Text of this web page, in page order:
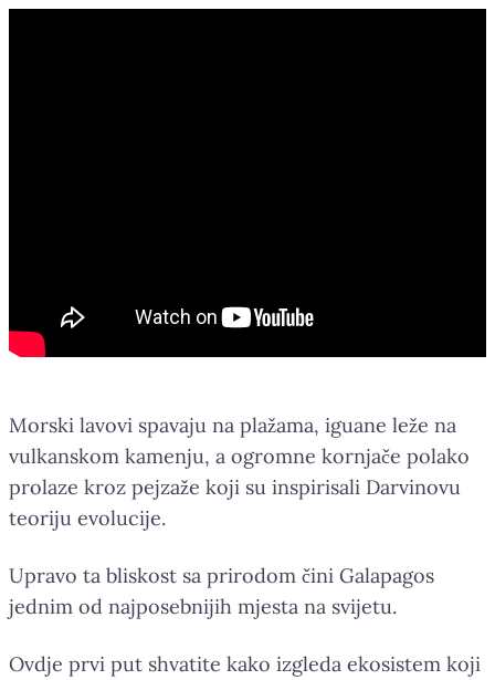
Morski lavovi spavaju na plažama, iguane leže na
vulkanskom kamenju, a ogromne kornjače polako
prolaze kroz pejzaže koji su inspirisali Darvinovu
teoriju evolucije.
Upravo ta bliskost sa prirodom čini Galapagos
jednim od najposebnijih mjesta na svijetu.
Ovdje prvi put shvatite kako izgleda ekosistem koji